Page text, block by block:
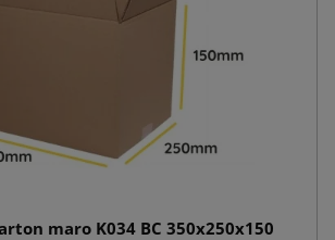
maro K034 BC 350x250x150